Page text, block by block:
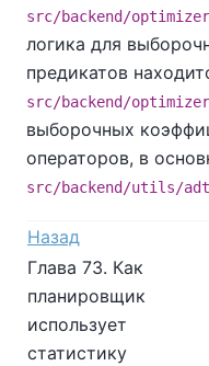
src/backend/
логика для
предикатов
src/backend/
выборочных
операторов, в
src/backend/utils/
Назад
Глава 73. Как
планировщик
использует
статистику